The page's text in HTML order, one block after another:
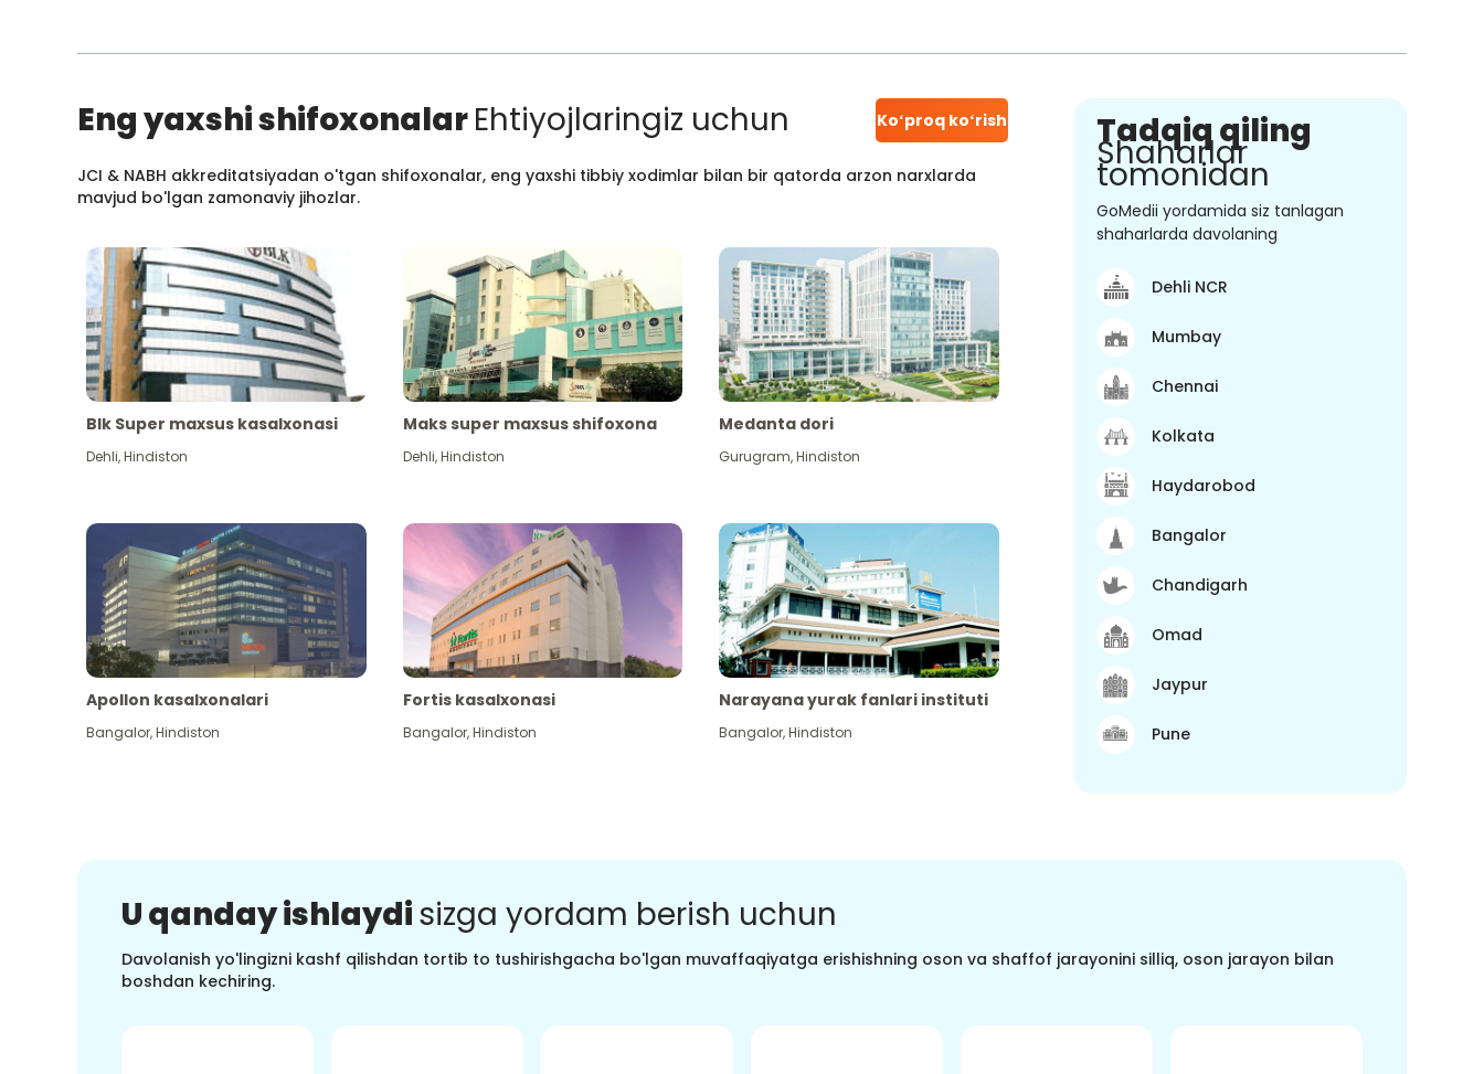
Eng yaxshi shifoxonalarEhtiyojlaringiz uchun Koʻproq koʻrish
JCI & NABH akkreditatsiyadan o'tgan shifoxonalar, eng yaxshi tibbiy xodimlar bilan bir qatorda arzon narxlarda
mavjud bo'lgan zamonaviy jihozlar.
Blk Super maxsus kasalxonasi
Dehli,Hindiston
Maks super maxsus shifoxona
Dehli,Hindiston
Medanta dori
Gurugram,Hindiston
Apollon kasalxonalari
Bangalor,Hindiston
Fortis kasalxonasi
Bangalor,Hindiston
Narayana yurak fanlari instituti
Bangalor,Hindiston
Tadqiq qiling
Shaharlar
tomonidan
GoMedii yordamida siz tanlagan
shaharlarda davolaning
Dehli NCR
Mumbay
Chennai
Kolkata
Haydarobod
Bangalor
Chandigarh
Omad
Jaypur
Pune
U qanday ishlaydisizga yordam berish uchun
Davolanish yo'lingizni kashf qilishdan tortib to tushirishgacha bo'lgan muvaffaqiyatga erishishning oson va shaffof jarayonini silliq, oson jarayon bilan
boshdan kechiring.